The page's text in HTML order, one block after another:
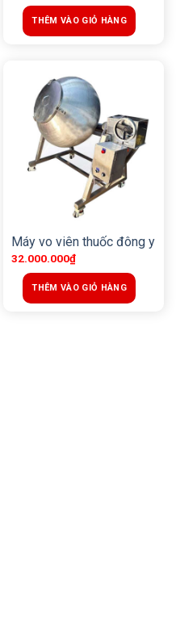
THÊM VÀO GIỎ HÀNG
Máy vo viên thuốc đông y
32.000.000₫
THÊM VÀO GIỎ HÀNG